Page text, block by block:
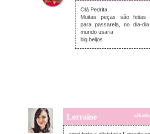
sábado,
Olá Pedrita,
Muitas peças são feitas
para passarela, no dia-
mundo usaria.
big beijos
Lorraine